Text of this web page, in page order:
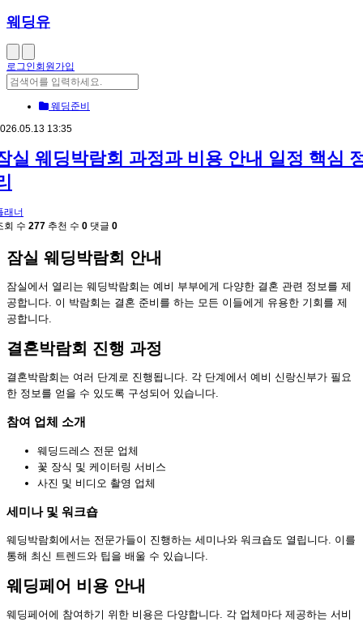
웨딩유
로그인회원가입
웨딩준비
13:35
실 웨딩박람회 과정과 비용 안내 일정 핵심
래너
회 수 277 추천 수 0 댓글 0
잠실 웨딩박람회 안내
잠실에서 열리는 웨딩박람회는 예비 부부에게 다양한 결혼 관련 정보를 제
공합니다. 이 박람회는 결혼 준비를 하는 모든 이들에게 유용한 기회를 제
공합니다.
결혼박람회 진행 과정
결혼박람회는 여러 단계로 진행됩니다. 각 단계에서 예비 신랑신부가 필요
한 정보를 얻을 수 있도록 구성되어 있습니다.
참여 업체 소개
웨딩드레스 전문 업체
꽃 장식 및 케이터링 서비스
사진 및 비디오 촬영 업체
세미나 및 워크숍
웨딩박람회에서는 전문가들이 진행하는 세미나와 워크숍도 열립니다. 이를
통해 최신 트렌드와 팁을 배울 수 있습니다.
웨딩페어 비용 안내
웨딩페어에 참여하기 위한 비용은 다양합니다. 각 업체마다 제공하는 서비